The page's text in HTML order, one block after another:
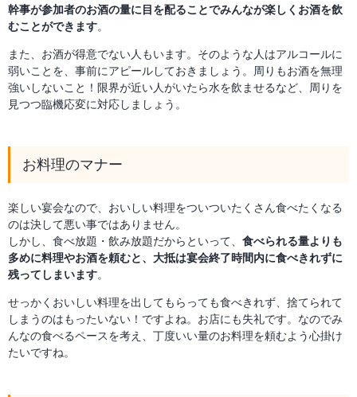
幹事が参加者のお酒の量に目を配ることでみんなが楽しくお酒を飲
むことができます。
また、お酒が得意でない人もいます。そのような人はアルコールに
弱いことを、事前にアピールしておきましょう。周りもお酒を無理
強いしないこと！限界が近い人がいたら水を飲ませるなど、周りを
見つつ臨機応変に対応しましょう。
お料理のマナー
楽しい宴会なので、おいしい料理をついついたくさん食べたくなる
のは決して悪い事ではありません。
しかし、食べ放題・飲み放題だからといって、 食べられる量よりも
多めに料理やお酒を頼むと、大抵は宴会終了時間内に食べきれずに
残ってしまいます。
せっかくおいしい料理を出してもらっても食べきれず、捨てられて
しまうのはもったいない！ですよね。お店にも失礼です。なのでみ
んなの食べるペースを考え、丁度いい量のお料理を頼むよう心掛け
たいですね。